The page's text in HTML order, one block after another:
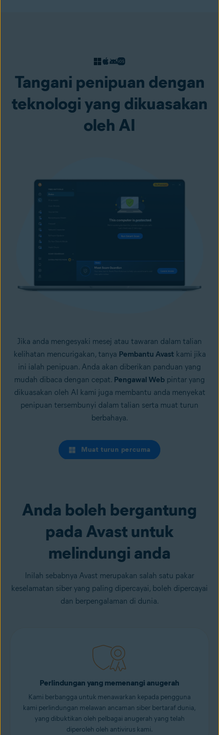
Tangani penipuan dengan
teknologi yang dikuasakan
oleh AI
Jika anda mengesyaki mesej atau tawaran dalam talian
kelihatan mencurigakan, tanya Pembantu Avast kami jika
ini ialah penipuan. Anda akan diberikan panduan yang
mudah dibaca dengan cepat. Pengawal Web pintar yang
dikuasakan oleh AI kami juga membantu anda menyekat
penipuan tersembunyi dalam talian serta muat turun
berbahaya.
Muat turun percuma
Anda boleh bergantung
pada Avast untuk
melindungi anda
Inilah sebabnya Avast merupakan salah satu pakar
keselamatan siber yang paling dipercayai, boleh dipercayai
dan berpengalaman di dunia.
Perlindungan yang memenangi anugerah
Kami berbangga untuk menawarkan kepada pengguna
kami perlindungan melawan ancaman siber bertaraf dunia,
yang dibuktikan oleh pelbagai anugerah yang telah
diperoleh oleh antivirus kami.